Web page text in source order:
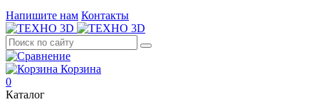
Напишите нам Контакты
Корзина
0
Каталог